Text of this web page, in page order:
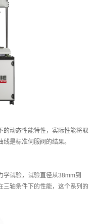
的动态性能特性，实际性能将取
是标准伺服阀的结果。
学试验，试验直径从38mm到
三轴条件下的性能，这个系列的